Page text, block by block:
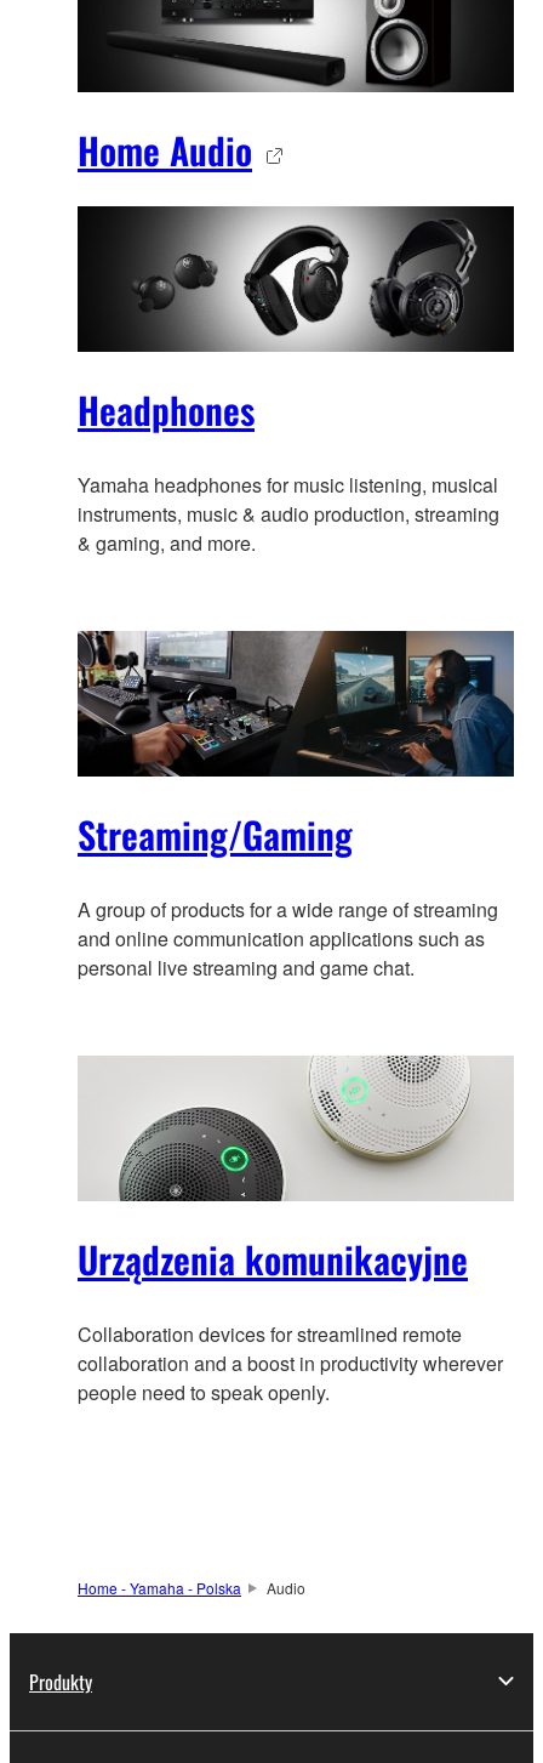
Home Audio
Headphones
Yamaha headphones for music listening, musical
instruments, music & audio production, streaming
& gaming, and more.
Streaming/Gaming
A group of products for a wide range of streaming
and online communication applications such as
personal live streaming and game chat.
Urządzenia komunikacyjne
Collaboration devices for streamlined remote
collaboration and a boost in productivity wherever
people need to speak openly.
Home - Yamaha - Polska Audio
Produkty